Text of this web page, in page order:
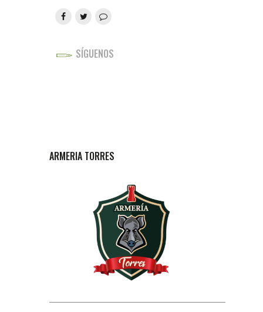
SÍGUENOS
ARMERIA TORRES